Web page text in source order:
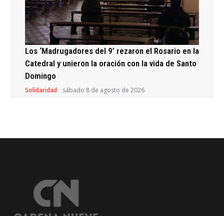
Los ‘Madrugadores del 9’ rezaron el Rosario en la
Catedral y unieron la oración con la vida de Santo
Domingo
Solidaridad sábado 8 de agosto de 2026